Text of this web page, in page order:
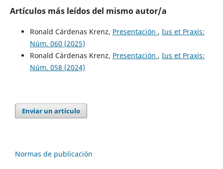
Artículos más leídos del mismo autor/a
Ronald Cárdenas Krenz, Presentación , Ius et Praxis:
Núm. 060 (2025)
Ronald Cárdenas Krenz, Presentación , Ius et Praxis:
Núm. 058 (2024)
Enviar un artículo
Normas de publicación